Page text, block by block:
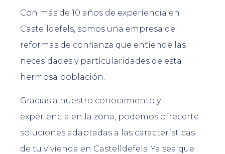
Con más de 10 años de experiencia en
Castelldefels, somos una empresa de
reformas de confianza que entiende las
necesidades y particularidades de esta
hermosa población.
Gracias a nuestro conocimiento y
experiencia en la zona, podemos ofrecerte
soluciones adaptadas a las características
de tu vivienda en Castelldefels. Ya sea que